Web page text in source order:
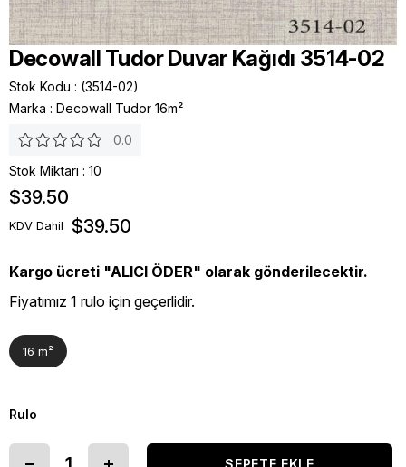
Decowall Tudor Duvar Kağıdı 3514-02
Stok Kodu
(3514-02)
Marka : Decowall Tudor 16m²
0.0
Stok Miktarı : 10
$39.50
KDV Dahil $39.50
Kargo ücreti "ALICI ÖDER" olarak gönderilecektir.
Fiyatımız 1 rulo için geçerlidir.
16 m²
Rulo